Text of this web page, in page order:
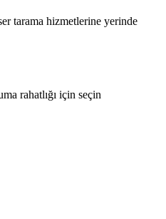
tarama hizmetlerine yerinde
rahatlığı için seçin